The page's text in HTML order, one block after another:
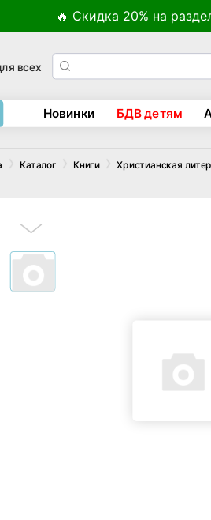
🔥 Скидка 20% на
всех
Новинки БДВ детям
Каталог Книги Христианская